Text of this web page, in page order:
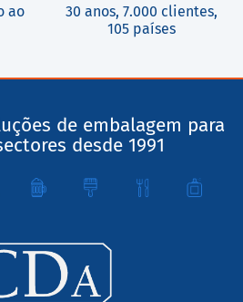
ao
30 anos, 7.000 clientes,
105 países
de embalagem para
desde 1991